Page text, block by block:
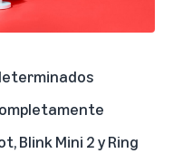
,Blink Mini 2yRing